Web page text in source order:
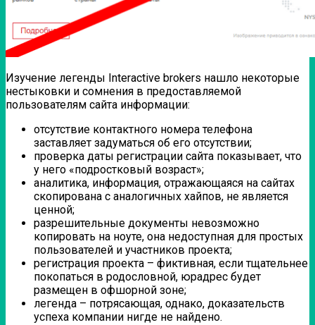
Изучение легенды Interactive brokers нашло некоторые
нестыковки и сомнения в предоставляемой
пользователям сайта информации:
отсутствие контактного номера телефона
заставляет задуматься об его отсутствии;
проверка даты регистрации сайта показывает, что
у него «подростковый возраст»;
аналитика, информация, отражающаяся на сайтах
скопирована с аналогичных хайпов, не является
ценной;
разрешительные документы невозможно
копировать на ноуте, она недоступная для простых
пользователей и участников проекта;
регистрация проекта – фиктивная, если тщательнее
покопаться в родословной, юрадрес будет
размещен в офшорной зоне;
легенда – потрясающая, однако, доказательств
успеха компании нигде не найдено.